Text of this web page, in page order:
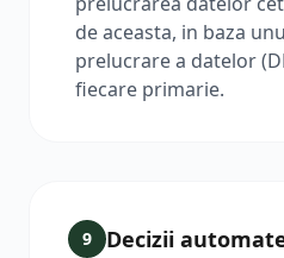
de aceasta, in baza
prelucrare a datelor
fiecare primarie.
9 Decizii